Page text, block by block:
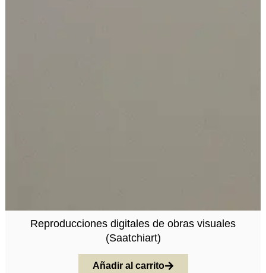
Reproducciones digitales de obras visuales
(Saatchiart)
Añadir al carrito